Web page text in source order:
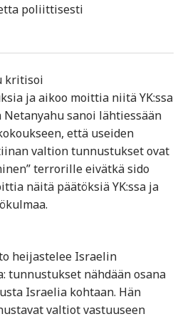
poliittisesti
kritisoi
ja aikoo moittia niitä YK:ssa
sanoi lähtiessään
että useiden
valtion tunnustukset ovat
terrorille eivätkä sido
näitä päätöksiä YK:ssa ja
heijastelee Israelin
tunnustukset nähdään osana
Israelia kohtaan. Hän
valtiot vastuuseen